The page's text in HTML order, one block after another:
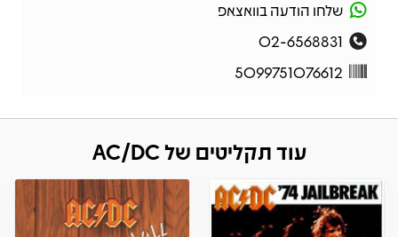
שלחו הודעה בוואצאפ
02-6568831
5099751076612
עוד תקליטים של AC/DC